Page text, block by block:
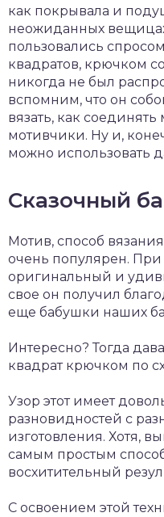
как покрывала и
неожиданных
пользовались
квадратов, крючком
никогда не был
вспомним, что он
вязать, как
мотивчики. Ну и,
можно использовать
Сказочный
Мотив, способ
очень популярен. При
оригинальный и
свое он получил
еще бабушки наших
Интересно? Тогда
квадрат крючком по
Узор этот имеет
разновидностей с
изготовления. Хотя,
самым простым
восхитительный
С освоением этой